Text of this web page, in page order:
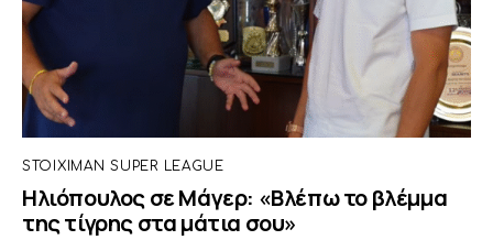
STOIXIMAN SUPER LEAGUE
Ηλιόπουλος σε Μάγερ: «Βλέπω το βλέμμα
της τίγρης στα μάτια σου»